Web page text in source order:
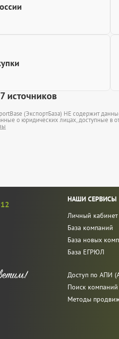
источников
(ЭкспортБаза) НЕ содержит
о юридических лицах, доступные в
НАШИ СЕРВИСЫ
Личный кабинет
База компаний
База новых
База ЕГРЮЛ
Доступ по АПИ
Поиск
Методы